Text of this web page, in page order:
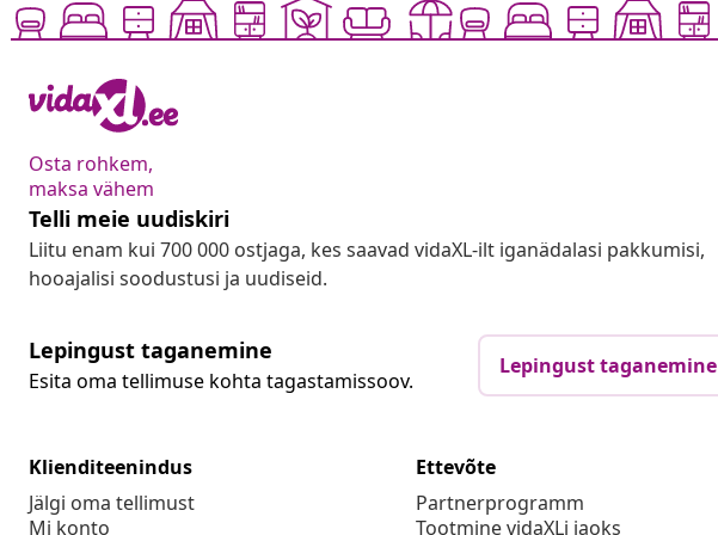
Osta rohkem,
maksa vähem
Telli meie uudiskiri
Liitu enam kui 700 000 ostjaga, kes saavad vidaXL-ilt iganädalasi pakkumisi,
hooajalisi soodustusi ja uudiseid.
Lepingust taganemine
Esita oma tellimuse kohta tagastamissoov.
Lepingust taganemine
Klienditeenindus
Jälgi oma tellimust
Mi konto
Ettevõte
Partnerprogramm
Tootmine vidaXLi jaoks